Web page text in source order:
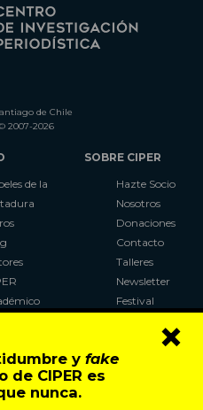
y fake
de CIPER es
nunca.
×
de Chile
2007-2026
de la
CIPER
SOBRE CIPER
Hazte Socio
Nosotros
Donaciones
Contacto
Talleres
Newsletter
Festival